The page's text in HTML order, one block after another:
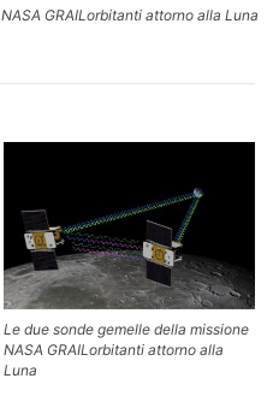
GRAILorbitanti attorno alla Luna
Le due sonde gemelle della missione
NASA GRAILorbitanti attorno alla
Luna